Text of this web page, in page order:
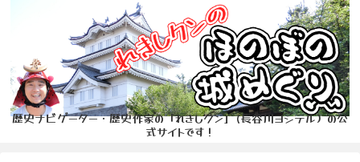
歴史ナビゲーター・歴史作家の「れきしクン」(長谷川ヨシテル）の公
式サイトです！